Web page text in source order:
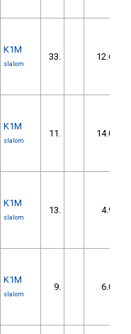
K1M
slalom
33. 12.64
K1M
slalom
11. 14.05
K1M
slalom
13. 4.98
K1M
slalom
9. 6.02